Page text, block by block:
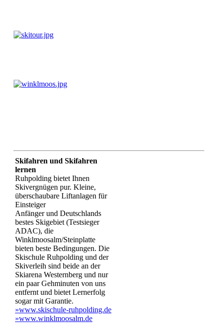
Skifahren und Skifahren
lernen
Ruhpolding bietet Ihnen
Skivergnügen pur. Kleine,
überschaubare Liftanlagen für
Einsteiger
Anfänger und Deutschlands
bestes Skigebiet (Testsieger
ADAC), die
Winklmoosalm/Steinplatte
bieten beste Bedingungen. Die
Skischule Ruhpolding und der
Skiverleih sind beide an der
Skiarena Westernberg und nur
ein paar Gehminuten von uns
entfernt und bietet Lernerfolg
sogar mit Garantie.
»www.skischule-ruhpolding.de
»www.winklmoosalm.de